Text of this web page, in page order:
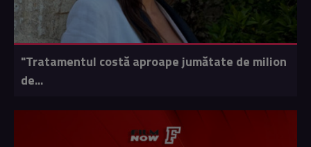
"Tratamentul costă aproape jumătate de milion
de...